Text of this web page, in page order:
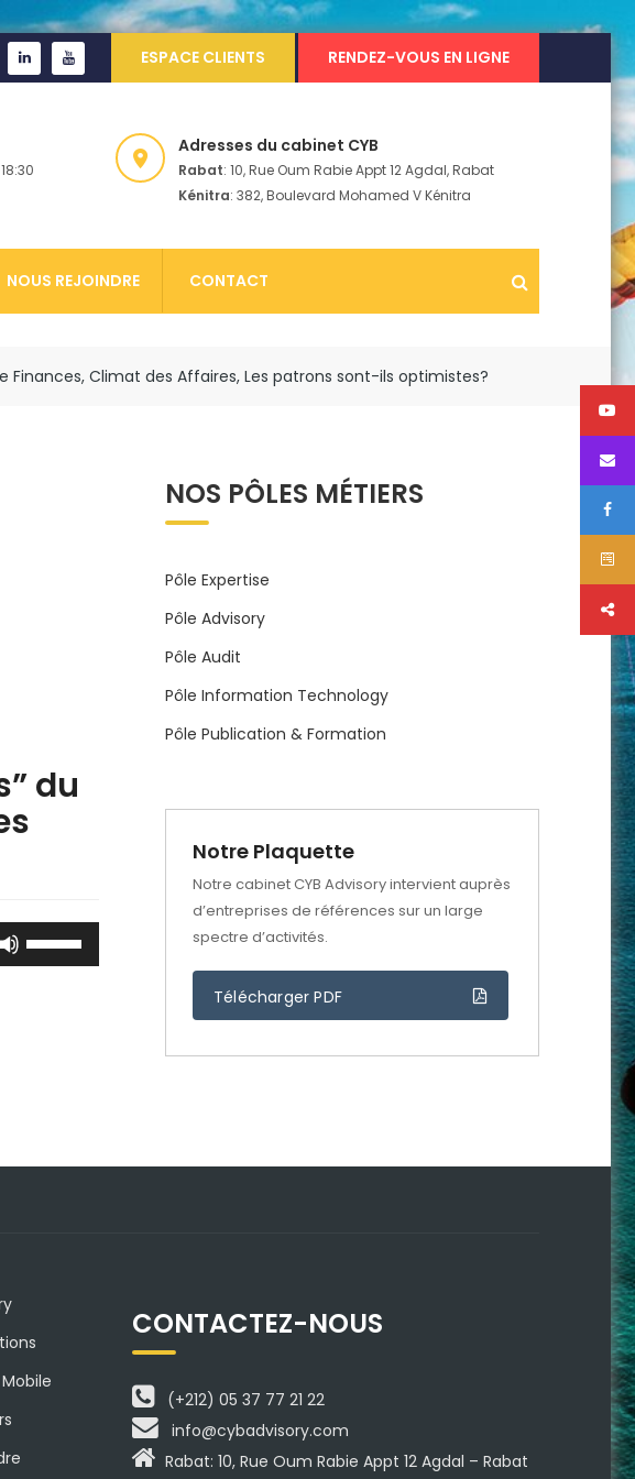
ESPACE CLIENTS RENDEZ-VOUS EN LIGNE
Adresses du cabinet CYB
Rabat: 10, Rue Oum Rabie Appt 12 Agdal, Rabat
Kénitra: 382, Boulevard Mohamed V Kénitra
NOUS REJOINDRE CONTACT
Finances, Climat des Affaires, Les patrons sont-ils optimistes?
du
volume.
NOS PÔLES MÉTIERS
Pôle Expertise
Pôle Advisory
Pôle Audit
Pôle Information Technology
Pôle Publication & Formation
Notre Plaquette
Notre cabinet CYB Advisory intervient auprès
d’entreprises de références sur un large
spectre d’activités.
Télécharger PDF
CONTACTEZ-NOUS
(+212) 05 37 77 21 22
info@cybadvisory.com
Rabat: 10, Rue Oum Rabie Appt 12 Agdal – Rabat